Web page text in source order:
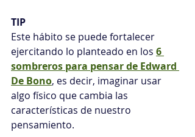
TIP
Este hábito se puede fortalecer
ejercitando lo planteado en los 6
sombreros para pensar de Edward
De Bono, es decir, imaginar usar
algo físico que cambia las
características de nuestro
pensamiento.